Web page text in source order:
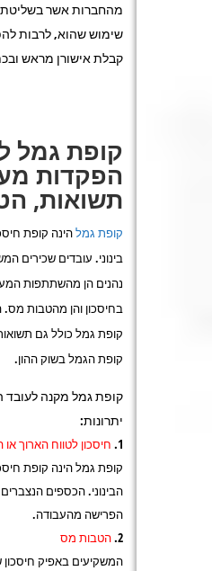
מהחברות אשר
שימוש שהוא, לרבות
קבלת אישורן מראש
קופת גמל
הפקדות
תשואות,
קופת גמלהינה קופת
בינוני. עובדים שכירים
נהנים הן מהשתתפות
בחיסכון והן מהטבות
קופת גמל כולל גם
קופת הגמל בשוק ההון.
קופת גמל מקנה לעובד
יתרונות:
חיסכון לטווח הארוך או
קופת גמל הינה קופת
הבינוני. הכספים
הפרישה מהעבודה.
הטבות מס
המשקיעים באפיק חיסכון